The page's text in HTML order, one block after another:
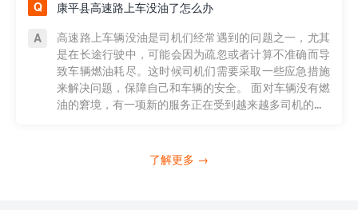
康平县高速路上车没油了怎么办
高速路上车辆没油是司机们经常遇到的问题之一，尤其
是在长途行驶中，可能会因为疏忽或者计算不准确而导
致车辆燃油耗尽。这时候司机们需要采取一些应急措施
来解决问题，保障自己和车辆的安全。 面对车辆没有燃
油的窘境，有一项新的服务正在受到越来越多司机的...
了解更多 →